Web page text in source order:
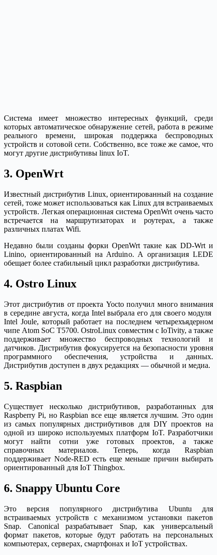
Система имеет множество интересных функций, среди
которых автоматическое обнаружение сетей, работа в режиме
реального времени, широкая поддержка беспроводных
устройств и сотовой сети. Собственно, все тоже же самое, что
могут другие дистрибутивы linux IoT.
3. OpenWrt
Известный дистрибутив Linux, ориентированный на создание
сетей, тоже может использоваться как Linux для встраиваемых
устройств. Легкая операционная система OpenWrt очень часто
встречается на маршрутизаторах и роутерах, а также
различных платах Wifi.
Недавно были созданы форки OpenWrt такие как DD-Wrt и
Linino, ориентированный на Arduino. А организация LEDE
обещает более стабильный цикл разработки дистрибутива.
4. Ostro Linux
Этот дистрибутив от проекта Yocto получил много внимания
в середине августа, когда Intel выбрала его для своего модуля
Intel Joule, который работает на последнем четырехъядерном
чипе Atom SoC T5700. OstroLinux совместим с IoTivity, а также
поддерживает множество беспроводных технологий и
датчиков. Дистрибутив фокусируется на безопасности уровня
программного обеспечения, устройства и данных.
Дистрибутив доступен в двух редакциях — обычной и медиа.
5. Raspbian
Существует несколько дистрибутивов, разработанных для
Raspberry Pi, но Raspbian все еще является лучшим. Это один
из самых популярных дистрибутивов для DIY проектов на
одной из широко используемых платформ IoT. Разработчики
могут найти сотни уже готовых проектов, а также
справочных материалов. Теперь, когда Raspbian
поддерживает Node-RED есть еще меньше причин выбирать
ориентированный для IoT Thingbox.
6. Snappy Ubuntu Core
Это версия популярного дистрибутива Ubuntu для
встраиваемых устройств с механизмом установки пакетов
Snap. Canonical разрабатывает Snap, как универсальный
формат пакетов, которые будут работать на персональных
компьютерах, серверах, смартфонах и IoT устройствах.